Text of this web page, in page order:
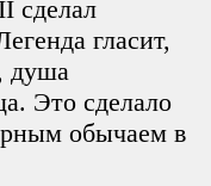
сделал
гласит,
душа
Это сделало
обычаем в